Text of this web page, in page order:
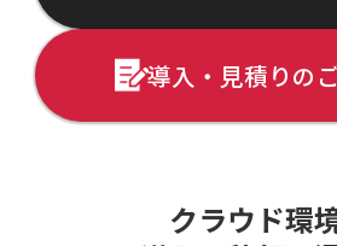
導入・見積りの
クラウド環